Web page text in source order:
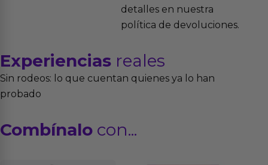
detalles en nuestra
política de devoluciones.
Experiencias reales
Sin rodeos: lo que cuentan quienes ya lo han
probado
Combínalo con...